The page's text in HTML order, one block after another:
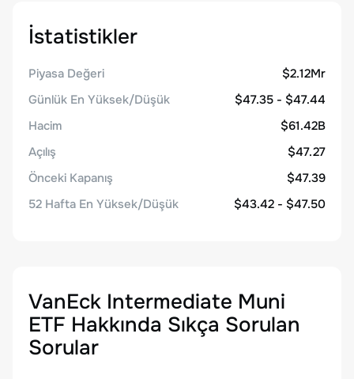
İstatistikler
Piyasa Değeri
$2.12Mr
Günlük En Yüksek/Düşük
$47.35 - $47.44
Hacim
$61.42B
Açılış
$47.27
Önceki Kapanış
$47.39
52 Hafta En Yüksek/Düşük
$43.42 - $47.50
VanEck Intermediate Muni
ETF Hakkında Sıkça Sorulan
Sorular